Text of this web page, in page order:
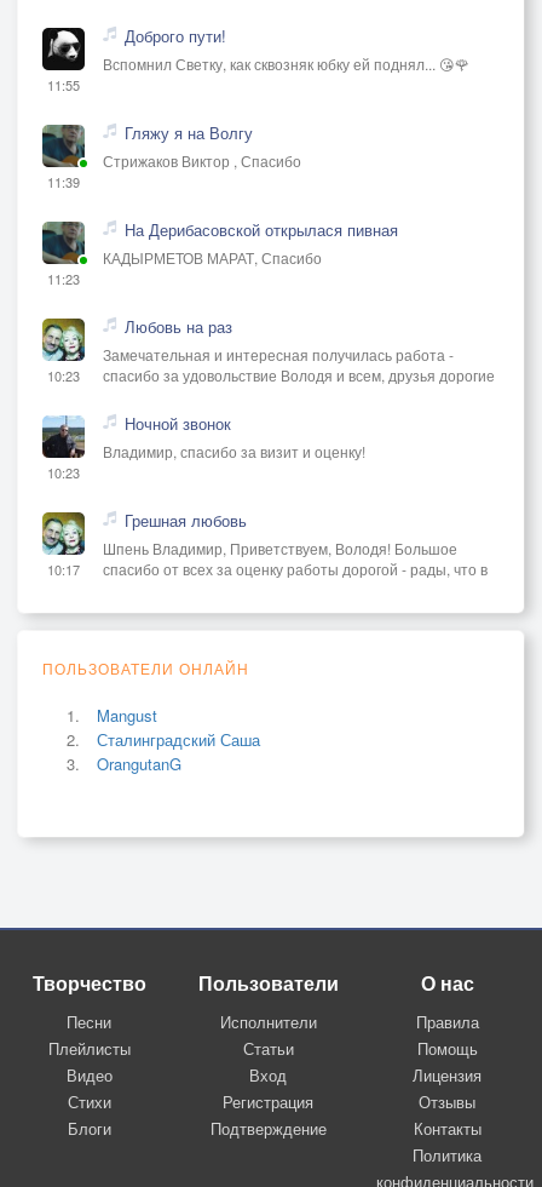
11:55
Доброго пути!
Вспомнил Светку, как сквозняк юбку ей поднял... 😘🌹
11:39
Гляжу я на Волгу
Стрижаков Виктор , Спасибо
11:23
На Дерибасовской открылася пивная
КАДЫРМЕТОВ МАРАТ, Спасибо
10:23
Любовь на раз
Замечательная и интересная получилась работа -
спасибо за удовольствие Володя и всем, друзья дорогие
10:23
Ночной звонок
Владимир, спасибо за визит и оценку!
10:17
Грешная любовь
Шпень Владимир, Приветствуем, Володя! Большое
спасибо от всех за оценку работы дорогой - рады, что в
ПОЛЬЗОВАТЕЛИ ОНЛАЙН
Mangust
Сталинградский Саша
OrangutanG
Творчество
Песни
Плейлисты
Видео
Стихи
Блоги
Пользователи
Исполнители
Статьи
Вход
Регистрация
Подтверждение
О нас
Правила
Помощь
Лицензия
Отзывы
Контакты
Политика
конфиденциальности